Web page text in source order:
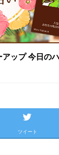
ップ 今日の
ツイート